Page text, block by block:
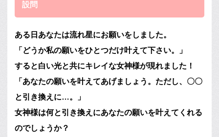
設問
ある日あなたは流れ星にお願いをしました。
「どうか私の願いをひとつだけ叶えて下さい。」
すると白い光と共にキレイな女神様が現れました！
「あなたの願いを叶えてあげましょう。ただし、〇〇
と引き換えに…。」
女神様は何と引き換えにあなたの願いを叶えてくれる
のでしょうか？